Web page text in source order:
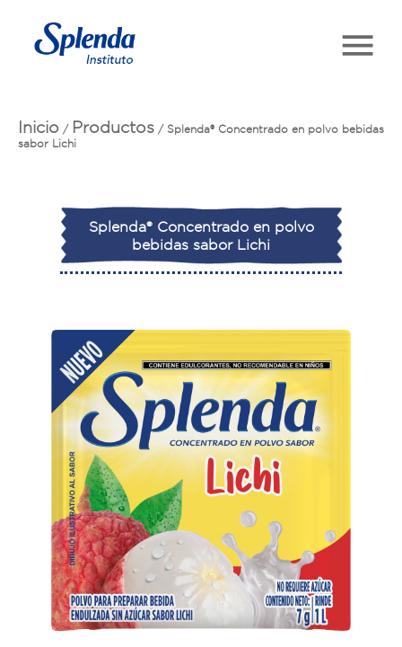
Inicio / Productos / Splenda® Concentrado en polvo bebidas
sabor Lichi
Splenda® Concentrado en polvo
bebidas sabor Lichi